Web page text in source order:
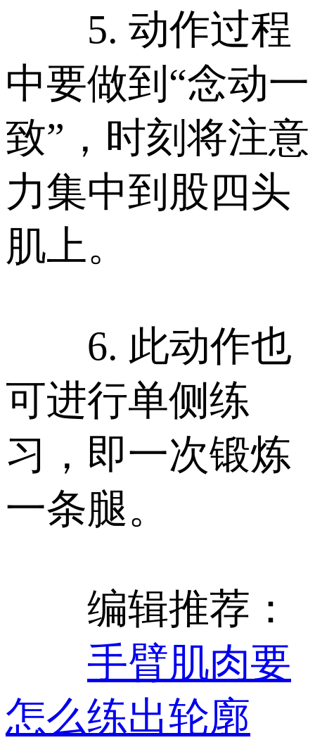
5. 动作过程
中要做到“念动一
致”，时刻将注意
力集中到股四头
肌上。
6. 此动作也
可进行单侧练
习，即一次锻炼
一条腿。
编辑推荐：
手臂肌肉要
怎么练出轮廓